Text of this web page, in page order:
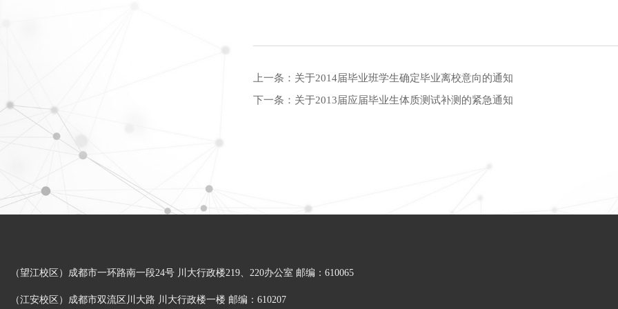
上一条： 关于2014届毕业班学生确定毕业离校意向的通知
下一条： 关于2013届应届毕业生体质测试补测的紧急通知
（望江校区）成都市一环路南一段24号 川大行政楼219、220办公室 邮编：610065
（江安校区）成都市双流区川大路 川大行政楼一楼 邮编：610207